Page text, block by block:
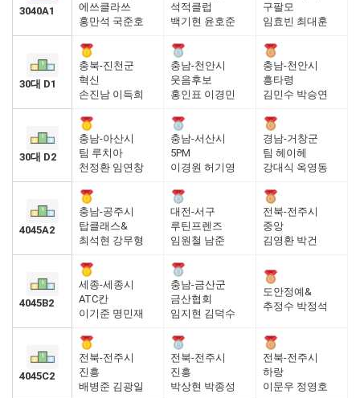
3040A1
에쓰클라쓰
홍만석 국준호
석적클럽
백기현 윤호준
구팔모
임효빈 최대훈
30대 D1
충북-진천군
혁신
손진남 이득희
충남-천안시
웃음후보
홍인표 이경민
충남-천안시
흥타령
김민수 박승연
30대 D2
충남-아산시
팀 루치아
천정환 임연창
충남-서산시
5PM
이경원 허기영
경남-거창군
팀 헤이헤
강대식 옥영동
4045A2
충남-공주시
탑클래스&
최석현 강무형
대전-서구
루틴프렌즈
임원철 남준
전북-전주시
중앙
김영환 박건
4045B2
세종-세종시
ATC칸
이기준 명민재
충남-금산군
금산협회
임지현 김덕수
도안정예&
추정수 박정석
4045C2
전북-전주시
진흥
배병준 김광일
전북-전주시
진흥
박상현 박종성
전북-전주시
하랑
이문우 정영호